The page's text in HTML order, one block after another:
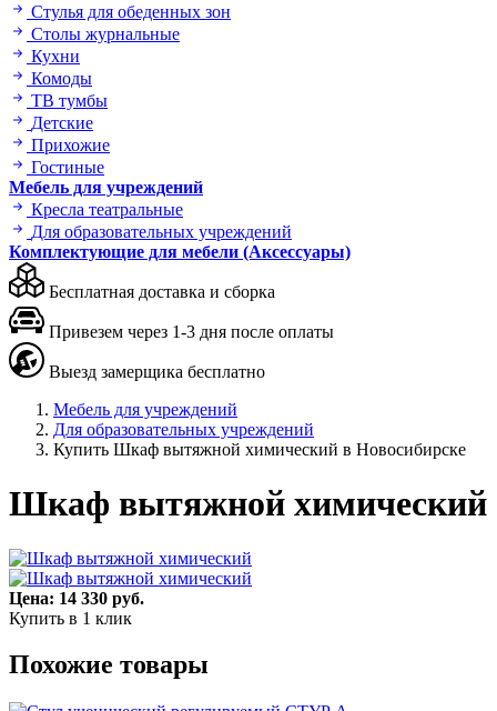
Стулья для обеденных зон
Столы журнальные
Кухни
Комоды
ТВ тумбы
Детские
Прихожие
Гостиные
Мебель для учреждений
Кресла театральные
Для образовательных учреждений
Комплектующие для мебели (Аксессуары)
Бесплатная доставка и сборка
Привезем через 1-3 дня после оплаты
Выезд замерщика бесплатно
Мебель для учреждений
Для образовательных учреждений
Купить Шкаф вытяжной химический в Новосибирске
Шкаф вытяжной химический
Цена: 14 330 руб.
Купить в 1 клик
Похожие товары